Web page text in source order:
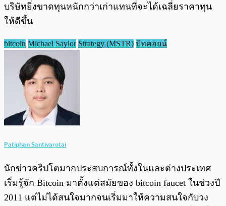
บริษัทยิ่งขาดทุนหนักกว่าเก่าแทนที่จะได้เฉลี่ยราคาทุน
ให้ดีขึ้น
bitcoin Michael Saylor Strategy (MSTR) บิทคอยน์
Patiphan Santivarotai
นักข่าวคริปโตมากประสบการณ์ทั้งในและต่างประเทศ
เริ่มรู้จัก Bitcoin มาตั้งแต่สมัยของ bitcoin faucet ในช่วงปี
2011 แต่ไม่ได้สนใจมากจนเริ่มมาให้ความสนใจกับวง